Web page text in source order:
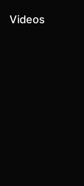
Videos